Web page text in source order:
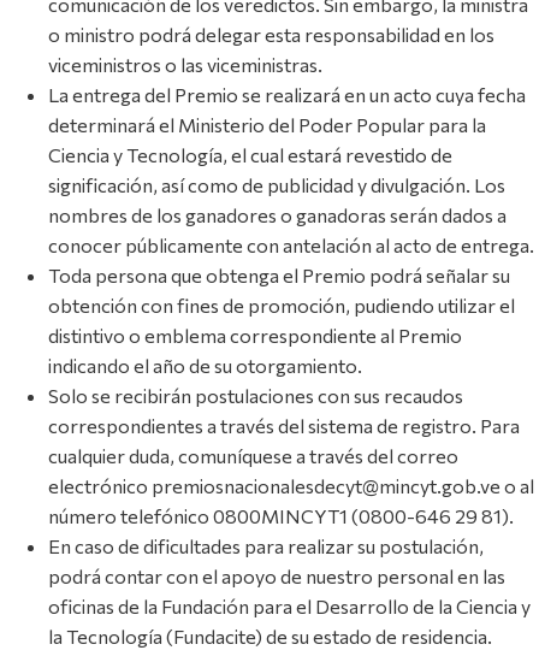
o ministro podrá delegar esta responsabilidad en los
viceministros o las viceministras.
La entrega del Premio se realizará en un acto cuya fecha
determinará el Ministerio del Poder Popular para la
Ciencia y Tecnología, el cual estará revestido de
significación, así como de publicidad y divulgación. Los
nombres de los ganadores o ganadoras serán dados a
conocer públicamente con antelación al acto de entrega.
Toda persona que obtenga el Premio podrá señalar su
obtención con fines de promoción, pudiendo utilizar el
distintivo o emblema correspondiente al Premio
indicando el año de su otorgamiento.
Solo se recibirán postulaciones con sus recaudos
correspondientes a través del sistema de registro. Para
cualquier duda, comuníquese a través del correo
electrónico premiosnacionalesdecyt@mincyt.gob.ve o al
número telefónico 0800MINCYT1 (0800-646 29 81).
En caso de dificultades para realizar su postulación,
podrá contar con el apoyo de nuestro personal en las
oficinas de la Fundación para el Desarrollo de la Ciencia y
la Tecnología (Fundacite) de su estado de residencia.